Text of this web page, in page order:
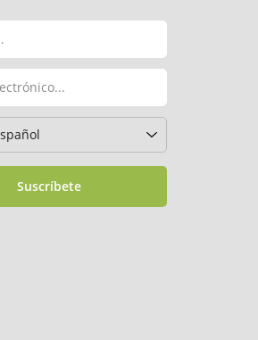
Suscríbete